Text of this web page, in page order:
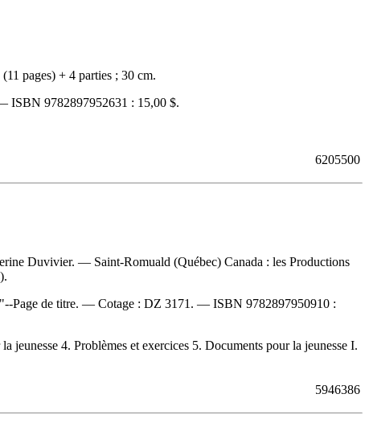
pages) + 4 parties ; 30 cm.
ISBN 9782897952631 : 15,00 $.
6205500
Duvivier. — Saint-Romuald (Québec) Canada : les Productions
Page de titre. — Cotage : DZ 3171. — ISBN 9782897950910 :
4. Problèmes et exercices 5. Documents pour la jeunesse I.
5946386